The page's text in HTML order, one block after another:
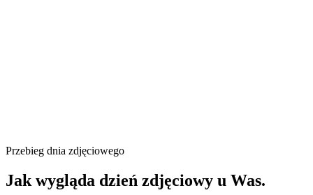
Przebieg dnia zdjęciowego
Jak wygląda dzień zdjęciowy u Was.